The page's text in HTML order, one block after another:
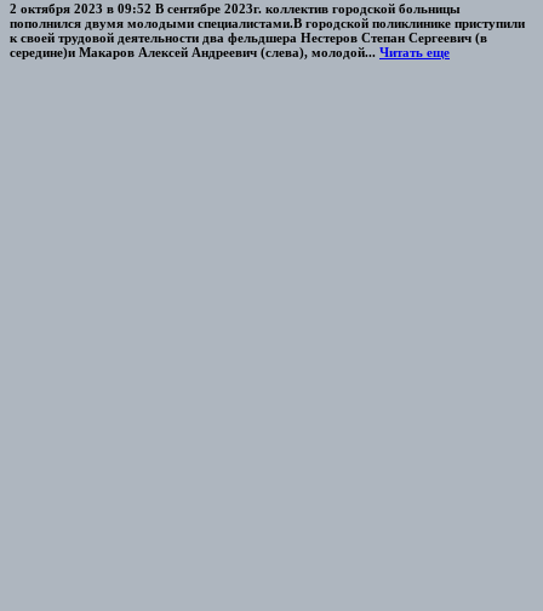
2 октября 2023 в 09:52 В сентябре 2023г. коллектив городской больницы
пополнился двумя молодыми специалистами.В городской поликлинике приступили
к своей трудовой деятельности два фельдшера Нестеров Степан Сергеевич (в
середине)и Макаров Алексей Андреевич (слева), молодой... Читать еще